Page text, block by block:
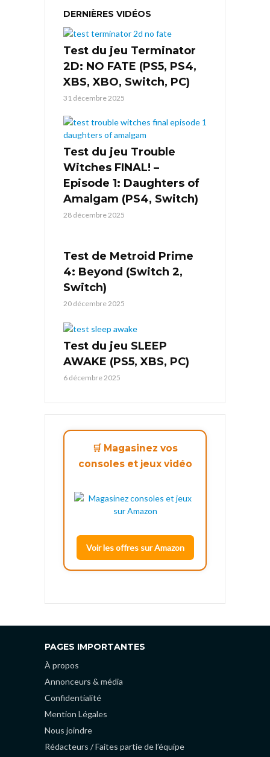
DERNIÈRES VIDÉOS
Test du jeu Terminator
2D: NO FATE (PS5, PS4,
XBS, XBO, Switch, PC)
31 décembre 2025
Test du jeu Trouble
Witches FINAL! –
Episode 1: Daughters of
Amalgam (PS4, Switch)
28 décembre 2025
Test de Metroid Prime
4: Beyond (Switch 2,
Switch)
20 décembre 2025
Test du jeu SLEEP
AWAKE (PS5, XBS, PC)
6 décembre 2025
🛒 Magasinez vos
consoles et jeux vidéo
Voir les offres sur Amazon
PAGES IMPORTANTES
À propos
Annonceurs & média
Confidentialité
Mention Légales
Nous joindre
Rédacteurs / Faites partie de l’équipe